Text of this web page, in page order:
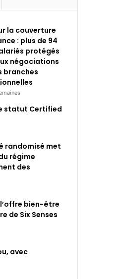
la couverture
: plus de 94
protégés
négociations
branches
statut Certified
randomisé met
régime
des
bien-être
de Six Senses
avec